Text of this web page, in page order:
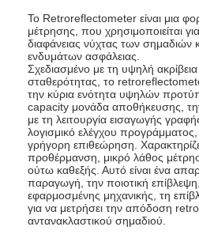
Το Retroreflectometer είναι μια
μέτρησης, που χρησιμοποιείται
διαφάνειας νύχτας των σημαδιών
ενδυμάτων ασφάλειας.
Σχεδιασμένο με τη υψηλή
σταθερότητας, το
την κύρια ενότητα υψηλών
capacity μονάδα αποθήκευσης,
με τη λειτουργία εισαγωγής
λογισμικό ελέγχου προγράμματος,
γρήγορη επιθεώρηση.
προθέρμανση, μικρό λάθος
ούτω καθεξής. Αυτό είναι ένα
παραγωγή, την ποιοτική
εφαρμοσμένης μηχανικής, τη
για να μετρήσει την απόδοση
αντανακλαστικού σημαδιού.